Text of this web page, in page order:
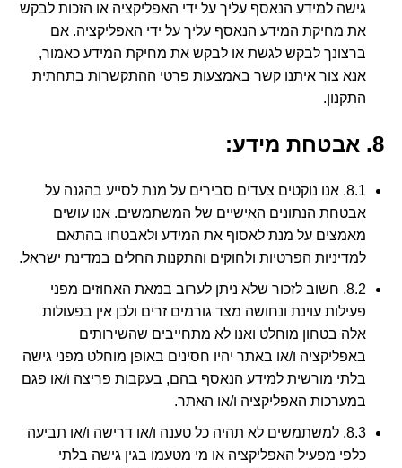
גישה למידע הנאסף עליך על ידי האפליקציה או הזכות לבקש
את מחיקת המידע הנאסף עליך על ידי האפליקציה. אם
ברצונך לבקש לגשת או לבקש את מחיקת המידע כאמור,
אנא צור איתנו קשר באמצעות פרטי ההתקשרות בתחתית
התקנון.
8. אבטחת מידע:
8.1. אנו נוקטים צעדים סבירים על מנת לסייע בהגנה על
אבטחת הנתונים האישיים של המשתמשים. אנו עושים
מאמצים על מנת לאסוף את המידע ולאבטחו בהתאם
למדיניות הפרטיות ולחוקים והתקנות החלים במדינת ישראל.
8.2. חשוב לזכור שלא ניתן לערוב במאת האחוזים מפני
פעילות עוינת ונחושה מצד גורמים זרים ולכן אין בפעולות
אלה בטחון מוחלט ואנו לא מתחייבים שהשירותים
באפליקציה ו/או באתר יהיו חסינים באופן מוחלט מפני גישה
בלתי מורשית למידע הנאסף בהם, בעקבות פריצה ו/או פגם
במערכות האפליקציה ו/או האתר.
8.3. למשתמשים לא תהיה כל טענה ו/או דרישה ו/או תביעה
כלפי מפעיל האפליקציה או מי מטעמו בגין גישה בלתי